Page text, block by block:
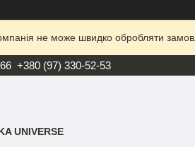
не може швидко обробляти
+380 (97) 330-52-53
UNIVERSE